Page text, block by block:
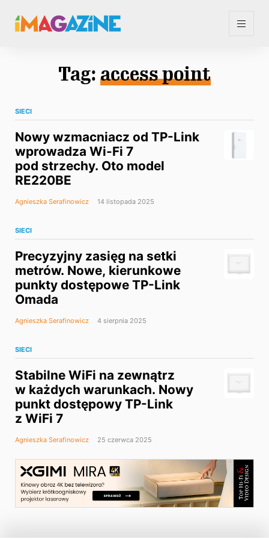
Tag: access point
SIECI
Nowy wzmacniacz od TP-Link
wprowadza Wi-Fi 7
pod strzechy. Oto model
RE220BE
Agnieszka Serafinowicz 14 listopada 2025
SIECI
Precyzyjny zasięg na setki
metrów. Nowe, kierunkowe
punkty dostępowe TP-Link
Omada
Agnieszka Serafinowicz 4 sierpnia 2025
SIECI
Stabilne WiFi na zewnątrz
w każdych warunkach. Nowy
punkt dostępowy TP-Link
z WiFi 7
Agnieszka Serafinowicz 25 czerwca 2025